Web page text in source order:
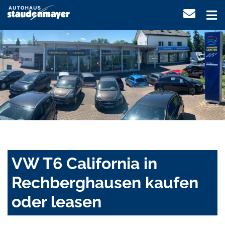
VW T6 California in
Rechberghausen kaufen
oder leasen